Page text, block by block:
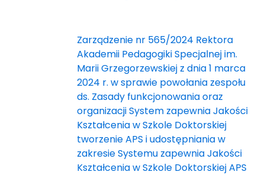
Zarządzenie nr 565/2024 Rektora
Akademii Pedagogiki Specjalnej im.
Marii Grzegorzewskiej z dnia 1 marca
2024 r. w sprawie powołania zespołu
ds. Zasady funkcjonowania oraz
organizacji System zapewnia Jakości
Kształcenia w Szkole Doktorskiej
tworzenie APS i udostępniania w
zakresie Systemu zapewnia Jakości
Kształcenia w Szkole Doktorskiej APS